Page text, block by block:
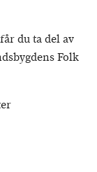
du ta del av
Folk